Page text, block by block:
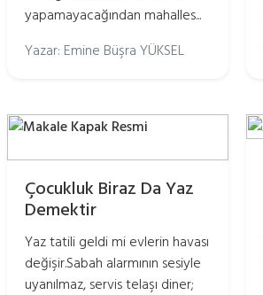
yapamayacağından mahalles...
Yazar: Emine Büşra YÜKSEL
Çocukluk Biraz Da Yaz
Demektir
Yaz tatili geldi mi evlerin havası
değişir.Sabah alarmının sesiyle
uyanılmaz, servis telaşı diner;